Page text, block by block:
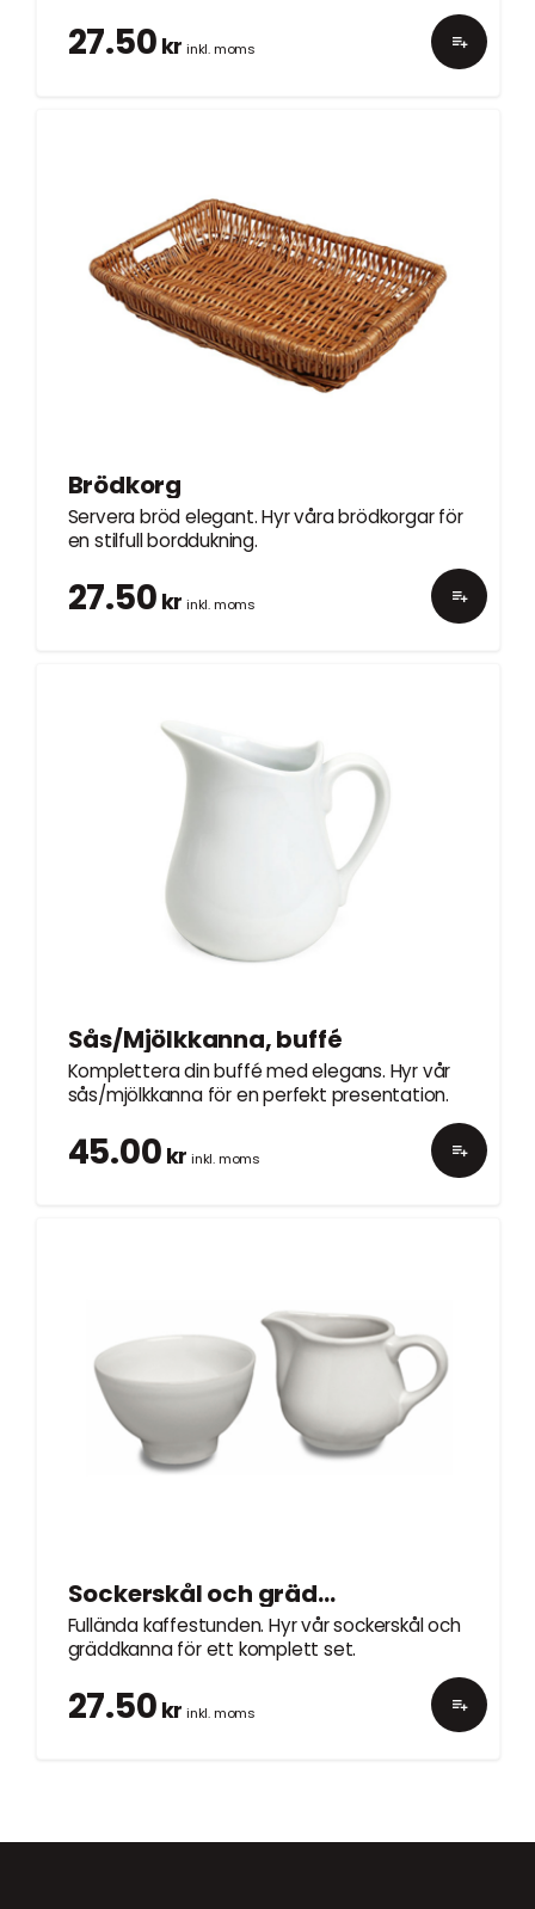
27.50 kr inkl. moms
Brödkorg
Servera bröd elegant. Hyr våra brödkorgar för
en stilfull borddukning.
27.50 kr inkl. moms
Sås/Mjölkkanna, buffé
Komplettera din buffé med elegans. Hyr vår
sås/mjölkkanna för en perfekt presentation.
45.00 kr inkl. moms
Sockerskål och gräddkanna
Fullända kaffestunden. Hyr vår sockerskål och
gräddkanna för ett komplett set.
27.50 kr inkl. moms